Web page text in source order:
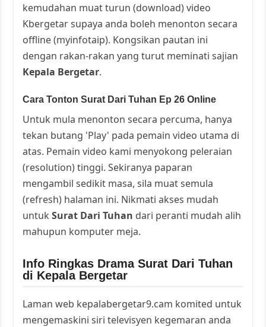
kemudahan muat turun (download) video
Kbergetar supaya anda boleh menonton secara
offline (myinfotaip). Kongsikan pautan ini
dengan rakan-rakan yang turut meminati sajian
Kepala Bergetar.
Cara Tonton Surat Dari Tuhan Ep 26 Online
Untuk mula menonton secara percuma, hanya
tekan butang 'Play' pada pemain video utama di
atas. Pemain video kami menyokong peleraian
(resolution) tinggi. Sekiranya paparan
mengambil sedikit masa, sila muat semula
(refresh) halaman ini. Nikmati akses mudah
untukSurat Dari Tuhan dari peranti mudah alih
mahupun komputer meja.
Info Ringkas Drama Surat Dari Tuhan
di Kepala Bergetar
Laman web kepalabergetar9.cam komited untuk
mengemaskini siri televisyen kegemaran anda